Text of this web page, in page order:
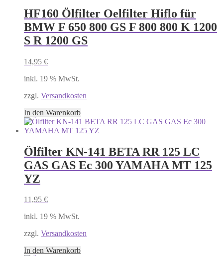
HF160 Ölfilter Oelfilter Hiflo für
BMW F 650 800 GS F 800 800 K 1200
S R 1200 GS
14,95 €
inkl. 19 % MwSt.
zzgl. Versandkosten
In den Warenkorb
Ölfilter KN-141 BETA RR 125 LC
GAS GAS Ec 300 YAMAHA MT 125
YZ
11,95 €
inkl. 19 % MwSt.
zzgl. Versandkosten
In den Warenkorb